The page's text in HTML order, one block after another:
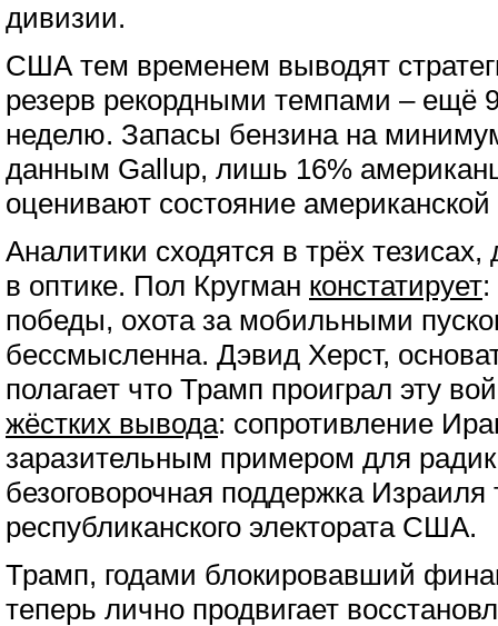
дивизии.
США тем временем выводят
резерв рекордными темпами – ещё
неделю. Запасы бензина на
данным Gallup, лишь 16%
оценивают состояние
Аналитики сходятся в трёх
в оптике. Пол Кругман констатирует:
победы, охота за мобильными
бессмысленна. Дэвид Херст,
полагает что Трамп проиграл эту
жёстких вывода: сопротивление
заразительным примером для
безоговорочная поддержка
республиканского электората США.
Трамп, годами блокировавший
теперь лично продвигает